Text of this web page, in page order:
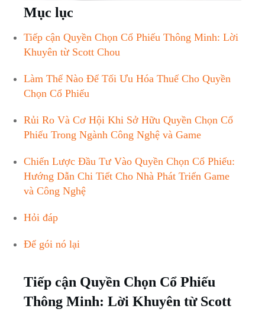
Mục lục
Tiếp cận Quyền ⁢Chọn Cổ Phiếu Thông Minh: Lời
Khuyên ⁣từ Scott Chou
Làm Thế Nào Để Tối Ưu Hóa Thuế⁢ Cho Quyền
Chọn Cổ⁤ Phiếu ⁢
Rủi Ro Và Cơ Hội​ Khi ⁣Sở Hữu Quyền ‍Chọn ‌Cổ
Phiếu Trong Ngành Công Nghệ ⁢và Game⁤ ⁤
Chiến Lược Đầu Tư​ Vào Quyền Chọn Cổ‌ Phiếu:‌
Hướng Dẫn Chi Tiết Cho Nhà Phát ⁤Triển Game​
và Công⁤ Nghệ
Hỏi đáp
Để gói nó lại
Tiếp cận Quyền Chọn Cổ‍ Phiếu
‌Thông​ Minh: Lời Khuyên từ Scott